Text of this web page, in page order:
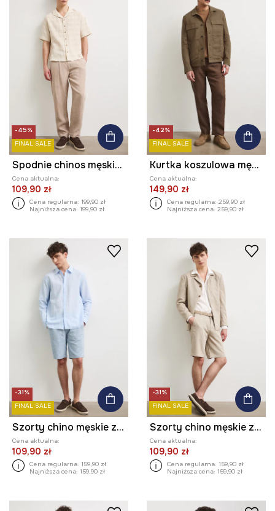
-45%
FINAL SALE
Spodnie chinos męskie lniane
Cena aktualna:
109,90 zł
Cena regularna: 199,90 zł
Najniższa cena: 199,90 zł
-42%
FINAL SALE
Kurtka koszulowa męska z lnem
Cena aktualna:
149,90 zł
Cena regularna: 259,90 zł
Najniższa cena: 259,90 zł
-31%
FINAL SALE
Szorty chino męskie z dodatkiem lnu regular waist
Cena aktualna:
109,90 zł
Cena regularna: 159,90 zł
Najniższa cena: 159,90 zł
-31%
FINAL SALE
Szorty chino męskie z dodatkiem lnu regular waist
Cena aktualna:
109,90 zł
Cena regularna: 159,90 zł
Najniższa cena: 159,90 zł